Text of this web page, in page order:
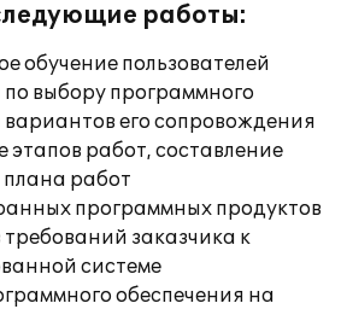
работы:
обучение пользователей
выбору программного
вариантов его сопровождения
работ, составление
работ
программных продуктов
заказчика к
системе
обеспечения на